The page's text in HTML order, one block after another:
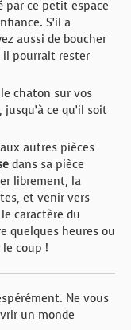
par ce petit espace
S’il a
aussi de boucher
il pourrait rester
chaton sur vos
, jusqu’à ce qu’il soit
autres pièces
dans sa pièce
librement, la
et venir vers
caractère du
quelques heures ou
coup !
Ne vous
un monde